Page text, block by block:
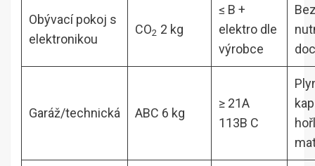
Obývací pokoj s
elektronikou
CO2 2 kg
≤ B +
elektro dle
výrobce
Garáž/technická ABC 6 kg
≥ 21A
113B C